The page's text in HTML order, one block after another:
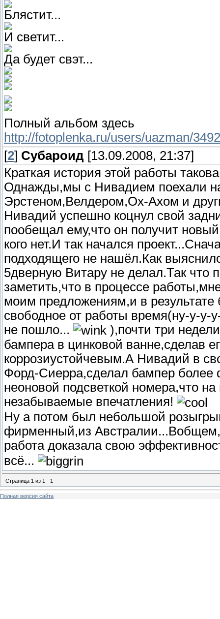
Блястит...
И светит...
Да будет свэт...
Полный альбом здесь
http://fotoplenka.ru/users/uazman/
[2] Субароид [13.09.2008, 21:37]
Краткая история этой работы
Однажды,мы с Нивадием поехали
Эрстеном,Велдером,Ох-Ахом и
Нивадий успешно коцнул свой
пообещал ему,что он получит
кого нет.И так начался
подходящего не нашёл.Как
5дверную Витару не делал.Так что
заметить,что в процессе
моим предложениям,и в
свободное от работы время(ну-у-у-
не пошло...
),почти три
бампера в цинковой ванне,сделав
коррозиустойчевым.А Нивадий в
Форд-Сиерра,сделал бампер
неоновой подсветкой номера,что
незабываемые впечатления!
Ну а потом был небольшой
фирменный,из
работа доказала свою
всё...
Страница 1 из 1 1
Полная версия сайта